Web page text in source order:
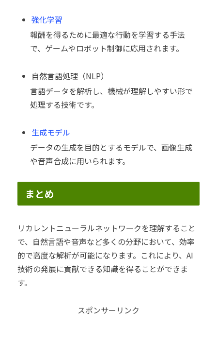
強化学習
報酬を得るために最適な行動を学習する手法
で、ゲームやロボット制御に応用されます。
自然言語処理（NLP）
言語データを解析し、機械が理解しやすい形で
処理する技術です。
生成モデル
データの生成を目的とするモデルで、画像生成
や音声合成に用いられます。
まとめ
リカレントニューラルネットワークを理解すること
で、自然言語や音声など多くの分野において、効率
的で高度な解析が可能になります。これにより、AI
技術の発展に貢献できる知識を得ることができま
す。
スポンサーリンク